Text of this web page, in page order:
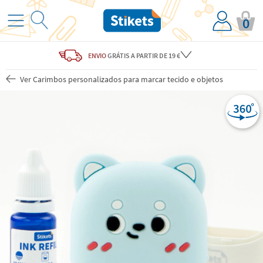
0
ENVIOGRÁTIS A PARTIR DE 19 €
Ver Carimbos personalizados para marcar tecido e objetos